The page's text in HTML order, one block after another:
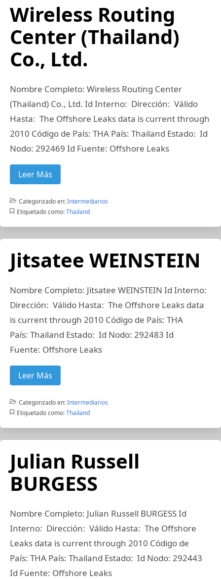
Wireless Routing
Center (Thailand)
Co., Ltd.
Nombre Completo: Wireless Routing Center
(Thailand) Co., Ltd. Id Interno: Dirección: Válido
Hasta: The Offshore Leaks data is current through
2010 Código de País: THA País: Thailand Estado: Id
Nodo: 292469 Id Fuente: Offshore Leaks
Leer Más
Categorizado en:Intermediarios
Etiquetado como: Thailand
Jitsatee WEINSTEIN
Nombre Completo: Jitsatee WEINSTEIN Id Interno:
Dirección: Válido Hasta: The Offshore Leaks data
is current through 2010 Código de País: THA
País: Thailand Estado: Id Nodo: 292483 Id
Fuente: Offshore Leaks
Leer Más
Categorizado en:Intermediarios
Etiquetado como: Thailand
Julian Russell
BURGESS
Nombre Completo: Julian Russell BURGESS Id
Interno: Dirección: Válido Hasta: The Offshore
Leaks data is current through 2010 Código de
País: THA País: Thailand Estado: Id Nodo: 292443
Id Fuente: Offshore Leaks